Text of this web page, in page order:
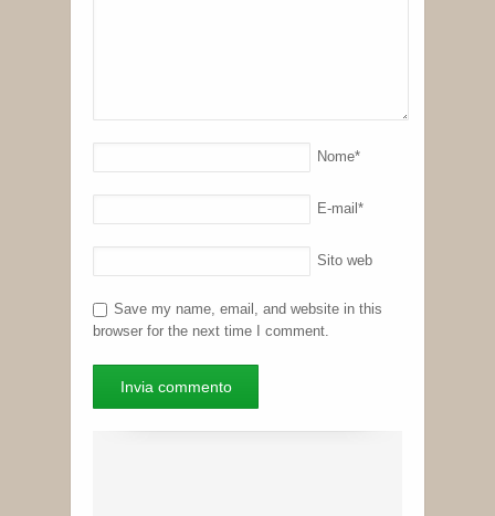
Nome*
E-mail *
Sito web
Save my name, email, and website in this
browser for the next time I comment.